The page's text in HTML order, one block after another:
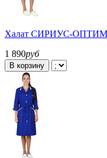
Халат СИРИУС-
1 890руб
В корзину